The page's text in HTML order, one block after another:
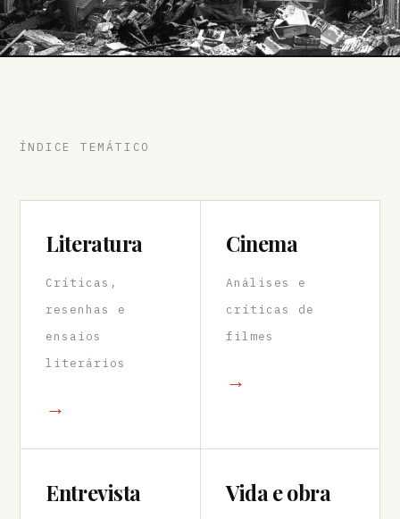
ÍNDICE TEMÁTICO
Literatura
Críticas,
resenhas e
ensaios
literários
→
Cinema
Análises e
críticas de
filmes
→
Entrevista Vida e obra